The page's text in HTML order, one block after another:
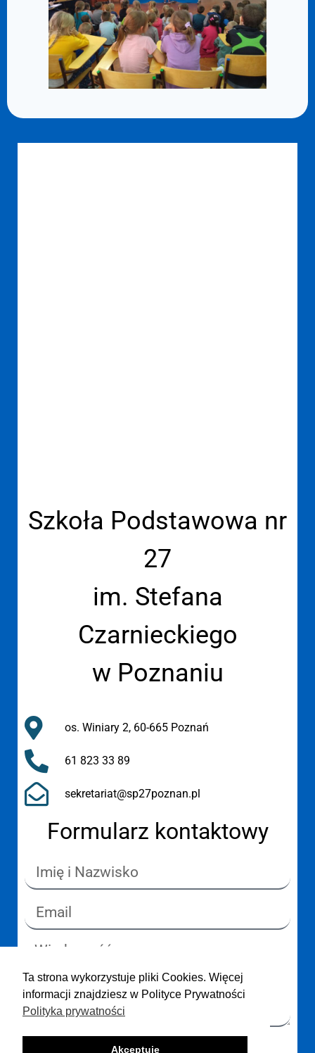
Szkoła Podstawowa nr
27
im. Stefana
Czarnieckiego
w Poznaniu
os. Winiary 2, 60-665 Poznań
61 823 33 89
sekretariat@sp27poznan.pl
Formularz kontaktowy
Ta strona wykorzystuje pliki Cookies. Więcej
informacji znajdziesz w Polityce Prywatności
Polityka prywatności
Akceptuję